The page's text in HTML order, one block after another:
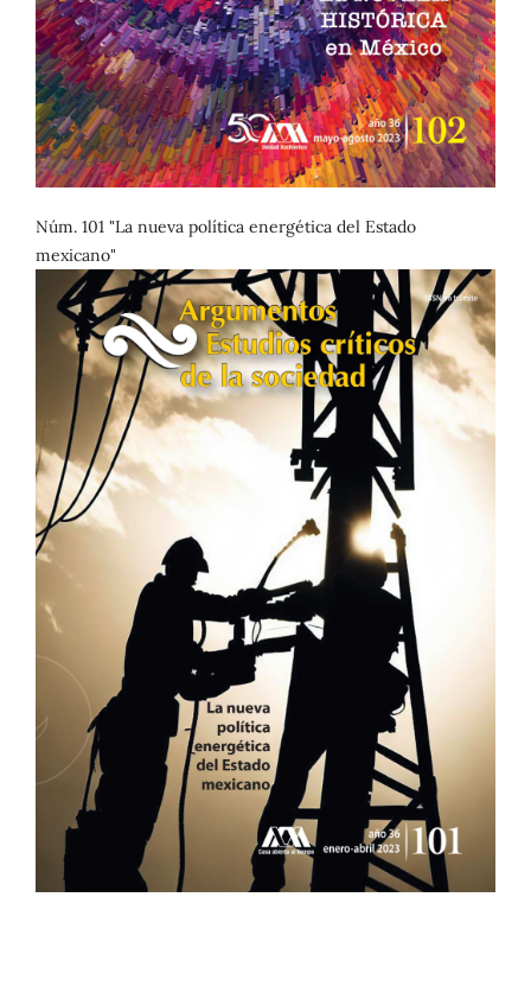
Núm. 101 "La nueva política energética del Estado
mexicano"